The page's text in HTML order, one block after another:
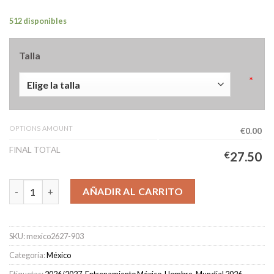
512 disponibles
Talla
*
OPTIONS AMOUNT
€0.00
FINAL TOTAL
€27.50
Camiseta de entrenamiento México Hombre 2026/2027 Verde
AÑADIR AL CARRITO
SKU:mexico2627-903
Categoría:México